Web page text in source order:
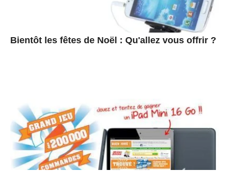
Bientôt les fêtes de Noël : Qu'allez vous offrir ?